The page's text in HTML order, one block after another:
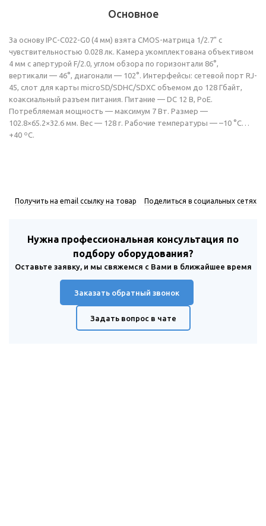
Основное
За основу IPC-C022-G0 (4 мм) взята CMOS-матрица 1/2.7" с
чувствительностью 0.028 лк. Камера укомплектована объективом
4 мм с апертурой F/2.0, углом обзора по горизонтали 86°,
вертикали — 46°, диагонали — 102°. Интерфейсы: сетевой порт RJ-
45, слот для карты microSD/SDHC/SDXC объемом до 128 Гбайт,
коаксиальный разъем питания. Питание — DC 12 В, PoE.
Потребляемая мощность — максимум 7 Вт. Размер —
102.8×65.2×32.6 мм. Вес — 128 г. Рабочие температуры — –10 °C…
+40 ºС.
Получить на email ссылку на товар Поделиться в социальных сетях
Нужна профессиональная консультация по
подбору оборудования?
Оставьте заявку, и мы свяжемся с Вами в ближайшее время
Заказать обратный звонок
Задать вопрос в чате